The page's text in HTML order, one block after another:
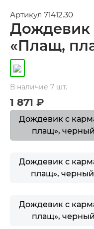
Артикул 71412.30
Дождевик
«Плащ,
В наличие 7 шт.
1 871 ₽
Дождевик с
плащ»,
Дождевик с
плащ»,
Дождевик с
плащ»,